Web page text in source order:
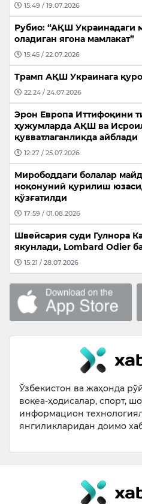
15:49 / 19.07.2026
Рубио: “АҚШ Украинадаги
оладиган ягона мамлакат”
15:45 / 22.07.2026
Трамп АҚШ Украинага
22:24 / 24.07.2026
Эрон Европа Иттифоқини
ҳужумларда АҚШ ва
қувватлаганликда айблади
12:27 / 25.07.2026
Мирободдаги болалар
ноқонуний қурилиш
қўзғатилди
17:59 / 01.08.2026
Швейсария суди Гулнора
якунлади, Lombard Odier
15:21 / 28.07.2026
Ўзбекистон ва жаҳонда
воқеа-ҳодисалар, спорт,
информацион
янгиликларидан доимо